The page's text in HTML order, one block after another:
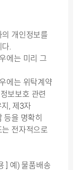
개인정보를
다.
에는 미리 그
에는 위탁계약
보보호 관련
, 제3자
등을 명확히
전자적으로
] 예) 물품배송